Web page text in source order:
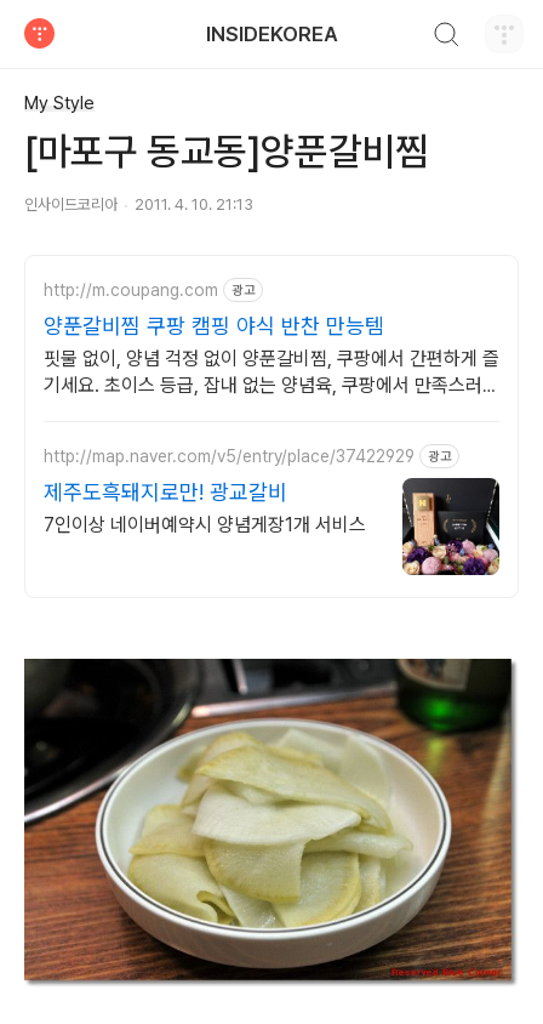
INSIDEKOREA
My Style
[마포구 동교동]양푼갈비찜
인사이드코리아 2011. 4. 10. 21:13
http://m.coupang.com 광고
양푼갈비찜 쿠팡 캠핑 야식 반찬 만능템
핏물 없이, 양념 걱정 없이 양푼갈비찜, 쿠팡에서 간편하게 즐
기세요. 초이스 등급, 잡내 없는 양념육, 쿠팡에서 만족스러운
http://map.naver.com/v5/entry/place/37422929 광고
제주도흑돼지로만! 광교갈비
7인이상 네이버예약시 양념게장1개 서비스